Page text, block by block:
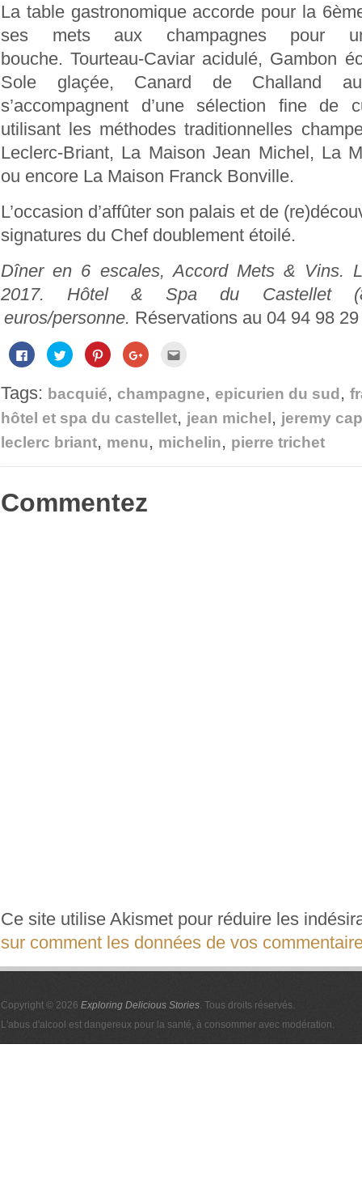
La table gastronomique accorde pour la
ses mets aux champagnes pour
bouche. Tourteau-Caviar acidulé, Gambon
Sole glaçée, Canard de Challand
s’accompagnent d’une sélection fine de
utilisant les méthodes traditionnelles
Leclerc-Briant, La Maison Jean Michel, La
ou encore La Maison Franck Bonville.
L’occasion d’affûter son palais et de
signatures du Chef doublement étoilé.
Dîner en 6 escales, Accord Mets & Vins.
2017. Hôtel & Spa du Castellet
euros/personne. Réservations au 04 94 98
Cliquez
pour
partager
Facebook(ouvre
dans
une
nouvelle
Cliquez
pour
partager
Twitter(ouvre
dans
nouvelle
fenêtre)
Cliquez
pour
partager
Pinterest(ouvre
dans
nouvelle
Cliquez
pour
Google+
(ouvre
dans
une
nouvelle
fenêtre)
e-
mail
un
ami(ouvre
dans
une
fenêtre)
Tags: bacquié, champagne, epicurien du sud,
hôtel et spa du castellet, jean michel, jeremy
leclerc briant, menu, michelin, pierre trichet
Commentez
Ce site utilise Akismet pour réduire les
sur comment les données de vos
Copyright © 2026 Exploring Delicious Stories . Tous droits réservés.
L'abus d'alcool est dangereux pour la santé, à consommer avec modération.